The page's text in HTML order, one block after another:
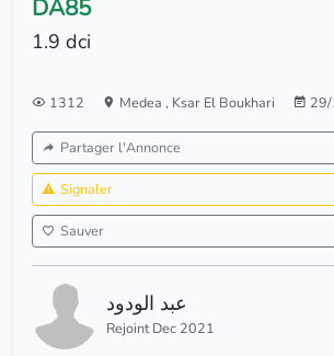
DA85
1.9 dci
1312 Medea , Ksar El Boukhari
Partager l'Annonce
Signaler
Sauver
عبد الودود
Rejoint Dec 2021